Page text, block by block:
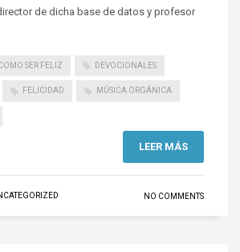
de dicha base de datos y profesor
SER FELIZ DEVOCIONALES
FELICIDAD MÚSICA ORGÁNICA
LEER MÁS
NO COMMENTS